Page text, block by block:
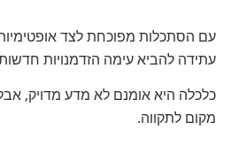
עתידה להביא עימה הזדמנויות
כלכלה היא אומנם לא מדע מדויק, אבל
מקום לתקווה.